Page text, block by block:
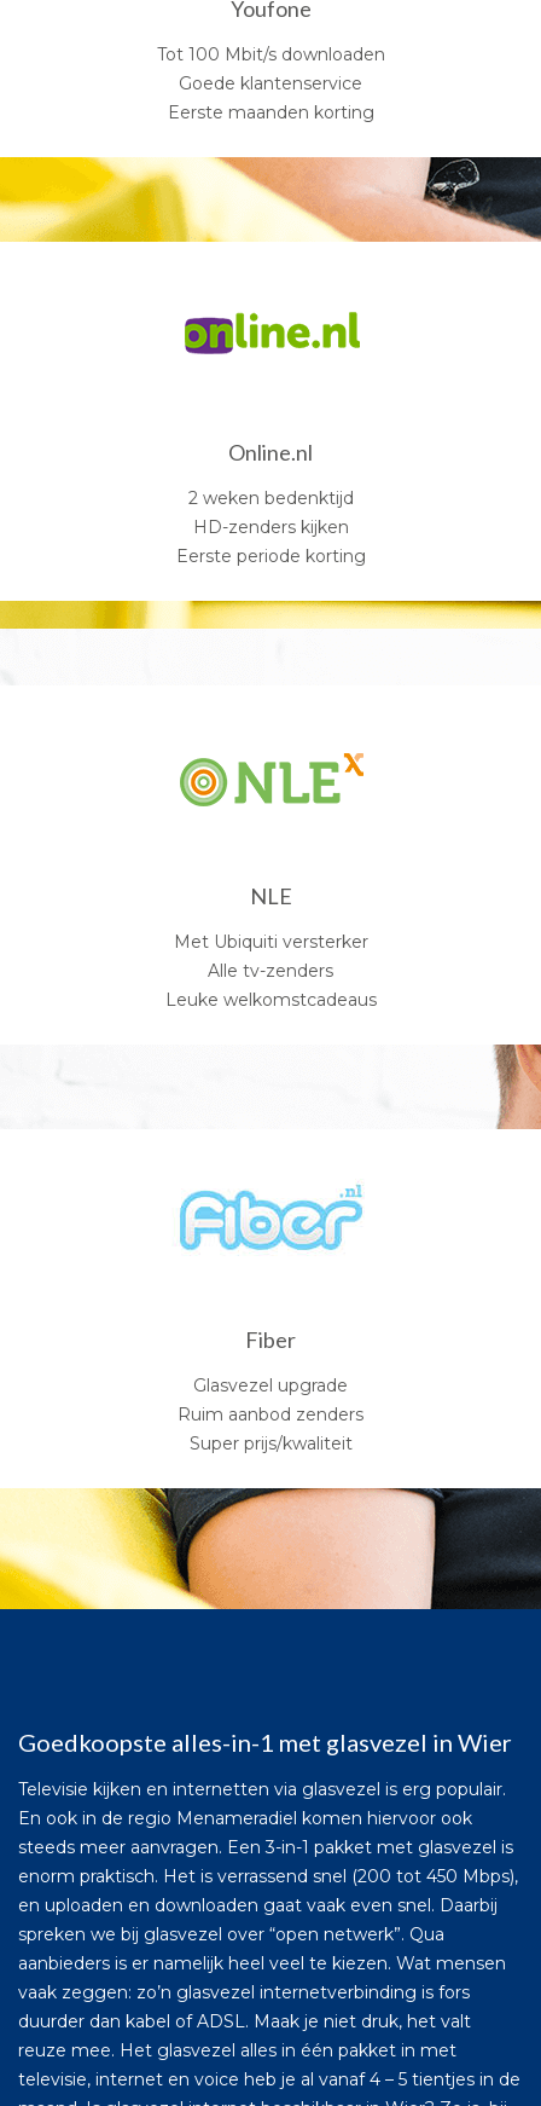
Youfone
Tot 100 Mbit/s downloaden
Goede klantenservice
Eerste maanden korting
Online.nl
2 weken bedenktijd
HD-zenders kijken
Eerste periode korting
NLE
Met Ubiquiti versterker
Alle tv-zenders
Leuke welkomstcadeaus
Fiber
Glasvezel upgrade
Ruim aanbod zenders
Super prijs/kwaliteit
Goedkoopste alles-in-1 met glasvezel in Wier
Televisie kijken en internetten via glasvezel is erg populair.
En ook in de regio Menameradiel komen hiervoor ook
steeds meer aanvragen. Een 3-in-1 pakket met glasvezel is
enorm praktisch. Het is verrassend snel (200 tot 450 Mbps),
en uploaden en downloaden gaat vaak even snel. Daarbij
spreken we bij glasvezel over “open netwerk”. Qua
aanbieders is er namelijk heel veel te kiezen. Wat mensen
vaak zeggen: zo’n glasvezel internetverbinding is fors
duurder dan kabel of ADSL. Maak je niet druk, het valt
reuze mee. Het glasvezel alles in één pakket in met
televisie, internet en voice heb je al vanaf 4 – 5 tientjes in de